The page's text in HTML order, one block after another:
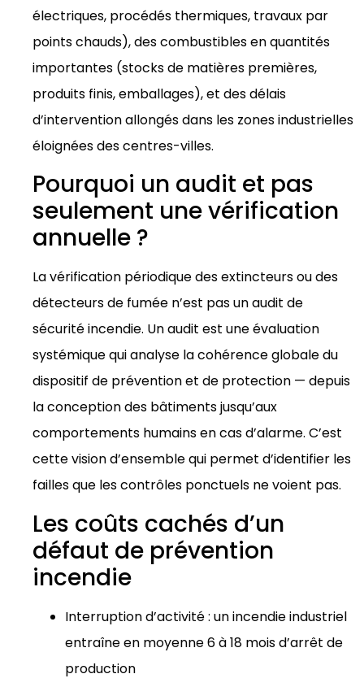
électriques, procédés thermiques, travaux par
points chauds), des combustibles en quantités
importantes (stocks de matières premières,
produits finis, emballages), et des délais
d’intervention allongés dans les zones industrielles
éloignées des centres-villes.
Pourquoi un audit et pas
seulement une vérification
annuelle ?
La vérification périodique des extincteurs ou des
détecteurs de fumée n’est pas un audit de
sécurité incendie. Un audit est une évaluation
systémique qui analyse la cohérence globale du
dispositif de prévention et de protection — depuis
la conception des bâtiments jusqu’aux
comportements humains en cas d’alarme. C’est
cette vision d’ensemble qui permet d’identifier les
failles que les contrôles ponctuels ne voient pas.
Les coûts cachés d’un
défaut de prévention
incendie
Interruption d’activité : un incendie industriel
entraîne en moyenne 6 à 18 mois d’arrêt de
production